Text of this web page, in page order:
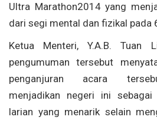
Ultra Marathon2014 yang
dari segi mental dan fizikal pada
Ketua Menteri, Y.A.B. Tuan
pengumuman tersebut
penganjuran acara
menjadikan negeri ini
larian yang menarik selain